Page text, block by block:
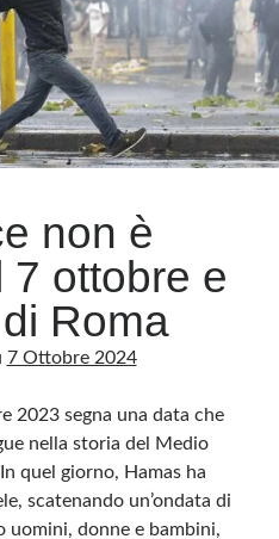
non è
7 ottobre e
Roma
7 Ottobre 2024
2023 segna una data che
nella storia del Medio
quel giorno, Hamas ha
scatenando un’ondata di
uomini, donne e bambini,